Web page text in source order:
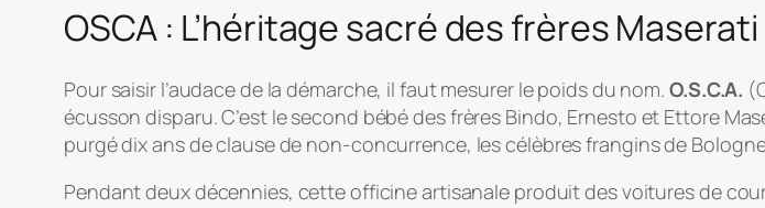
OSCA : L’héritage sacré des frères Maserati
Pour saisir l’audace de la démarche, il faut mesurer le poids du nom. O.S.C.A. (
écusson disparu. C’est le second bébé des frères Bindo, Ernesto et Ettore
purgé dix ans de clause de non-concurrence, les célèbres frangins de Bologne
Pendant deux décennies, cette officine artisanale produit des voitures de